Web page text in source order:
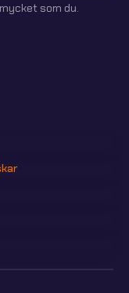
som du.